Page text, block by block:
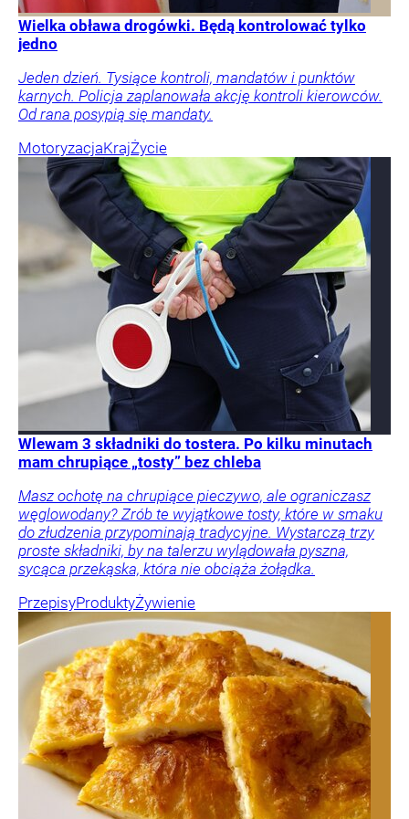
Wielka obława drogówki. Będą kontrolować tylko
jedno
Jeden dzień. Tysiące kontroli, mandatów i punktów
karnych. Policja zaplanowała akcję kontroli kierowców.
Od rana posypią się mandaty.
MotoryzacjaKrajŻycie
Wlewam 3 składniki do tostera. Po kilku minutach
mam chrupiące „tosty” bez chleba
Masz ochotę na chrupiące pieczywo, ale ograniczasz
węglowodany? Zrób te wyjątkowe tosty, które w smaku
do złudzenia przypominają tradycyjne. Wystarczą trzy
proste składniki, by na talerzu wylądowała pyszna,
sycąca przekąska, która nie obciąża żołądka.
PrzepisyProduktyŻywienie